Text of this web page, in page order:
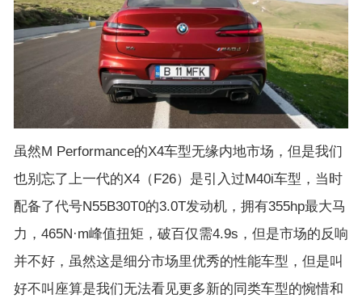
虽然M Performance的X4车型无缘内地市场，但是我们
也别忘了上一代的X4（F26）是引入过M40i车型，当时
配备了代号N55B30T0的3.0T发动机，拥有355hp最大马
力，465N·m峰值扭矩，破百仅需4.9s，但是市场的反响
并不好，虽然这是细分市场里优秀的性能车型，但是叫
好不叫座算是我们无法看见更多新的同类车型的惋惜和